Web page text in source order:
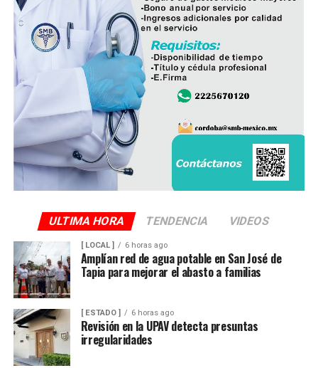
ULTIMA HORA TENDENCIA VIDEOS
[ LOCAL ] 6 horas ago
Amplían red de agua potable en San José de
Tapia para mejorar el abasto a familias
[ ESTADO ] 6 horas ago
Revisión en la UPAV detecta presuntas
irregularidades